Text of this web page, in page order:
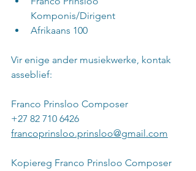
Komponis/Dirigent
Afrikaans 100
Vir enige ander musiekwerke, kontak
asseblief:
Franco Prinsloo Composer
+27 82 710 6426
francoprinsloo.prinsloo@gmail.com
Kopiereg Franco Prinsloo Composer